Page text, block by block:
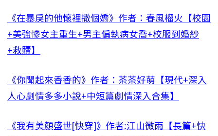
《在暴戾的他懷裡撒個嬌》作者：春風榴火【校園
+美強慘女主重生+男主偏執病女喬+校服到婚紗
+救贖】
《你聞起來香香的》作者：茶茶好萌【現代+深入
人心劇情多多小說+中短篇劇情深入合集】
《我有美顏盛世[快穿]》作者:江山微雨【長篇+快